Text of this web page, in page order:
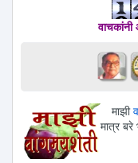
माझी
मात्र